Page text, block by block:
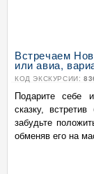
Встречаем
или авиа,
КОД ЭКСКУРСИИ:
Подарите себе
сказку,
забудьте
обменяв его на